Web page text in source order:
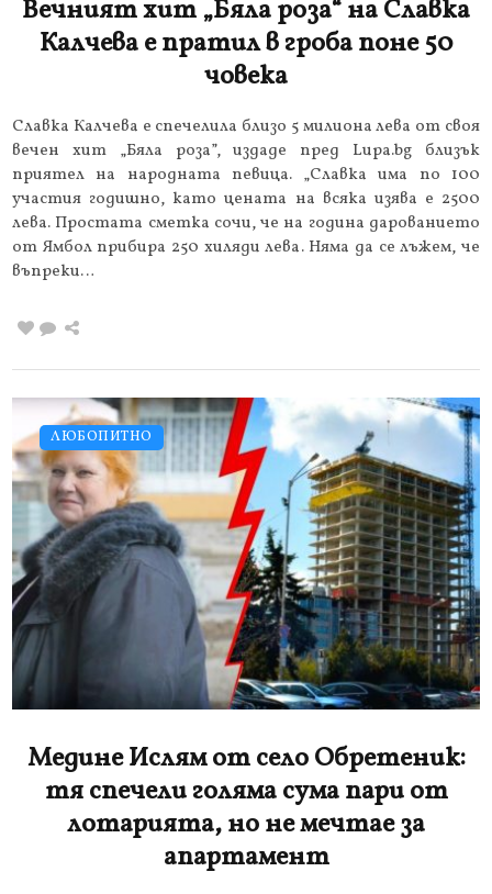
Вечният хит „Бяла роза“ на Славка
Калчева е пратил в гроба поне 50
човека
Славка Калчева е спечелила близо 5 милиона лева от своя
вечен хит „Бяла роза”, издаде пред Lupa.bg близък
приятел на народната певица. „Славка има по 100
участия годишно, като цената на всяка изява е 2500
лева. Простата сметка сочи, че на година дарованието
от Ямбол прибира 250 хиляди лева. Няма да се лъжем, че
въпреки…
ЛЮБОПИТНО
Медине Ислям от село Обретеник:
тя спечели голяма сума пари от
лотарията, но не мечтае за
апартамент